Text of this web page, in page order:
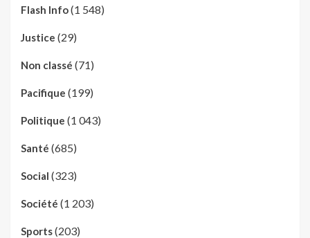
Flash Info(1 548)
Justice (29)
Non classé (71)
Pacifique (199)
Politique (1 043)
Santé (685)
Social (323)
Société (1 203)
Sports(203)